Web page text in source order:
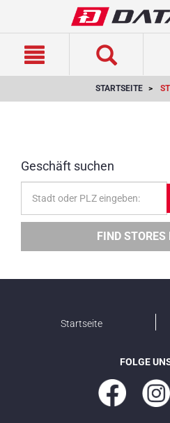
STARTSEITE
Geschäft suchen
FIND STORES
Startseite
FOLGE